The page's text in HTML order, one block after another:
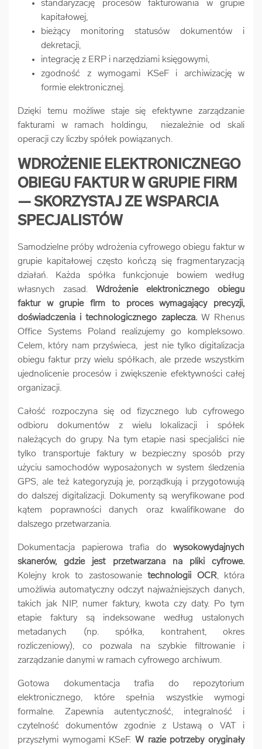
standaryzację procesów fakturowania w grupie
kapitałowej,
bieżący monitoring statusów dokumentów i
dekretacji,
integrację z ERP i narzędziami księgowymi,
zgodność z wymogami KSeF i archiwizację w
formie elektronicznej.
Dzięki temu możliwe staje się efektywne zarządzanie
fakturami w ramach holdingu, niezależnie od skali
operacji czy liczby spółek powiązanych.
WDROŻENIE ELEKTRONICZNEGO
OBIEGU FAKTUR W GRUPIE FIRM
— SKORZYSTAJ ZE WSPARCIA
SPECJALISTÓW
Samodzielne próby wdrożenia cyfrowego obiegu faktur w
grupie kapitałowej często kończą się fragmentaryzacją
działań. Każda spółka funkcjonuje bowiem według
własnych zasad. Wdrożenie elektronicznego obiegu
faktur w grupie firm to proces wymagający precyzji,
doświadczenia i technologicznego zaplecza.W Rhenus
Office Systems Poland realizujemy go kompleksowo.
Celem, który nam przyświeca, jest nie tylko digitalizacja
obiegu faktur przy wielu spółkach, ale przede wszystkim
ujednolicenie procesów i zwiększenie efektywności całej
organizacji.
Całość rozpoczyna się od fizycznego lub cyfrowego
odbioru dokumentów z wielu lokalizacji i spółek
należących do grupy. Na tym etapie nasi specjaliści nie
tylko transportuje faktury w bezpieczny sposób przy
użyciu samochodów wyposażonych w system śledzenia
GPS, ale też kategoryzują je, porządkują i przygotowują
do dalszej digitalizacji. Dokumenty są weryfikowane pod
kątem poprawności danych oraz kwalifikowane do
dalszego przetwarzania.
Dokumentacja papierowa trafia do wysokowydajnych
skanerów, gdzie jest przetwarzana na pliki cyfrowe.
Kolejny krok to zastosowanie technologii OCR, która
umożliwia automatyczny odczyt najważniejszych danych,
takich jak NIP, numer faktury, kwota czy daty. Po tym
etapie faktury są indeksowane według ustalonych
metadanych (np. spółka, kontrahent, okres
rozliczeniowy), co pozwala na szybkie filtrowanie i
zarządzanie danymi w ramach cyfrowego archiwum.
Gotowa dokumentacja trafia do repozytorium
elektronicznego, które spełnia wszystkie wymogi
formalne. Zapewnia autentyczność, integralność i
czytelność dokumentów zgodnie z Ustawą o VAT i
przyszłymi wymogami KSeF. W razie potrzeby oryginały